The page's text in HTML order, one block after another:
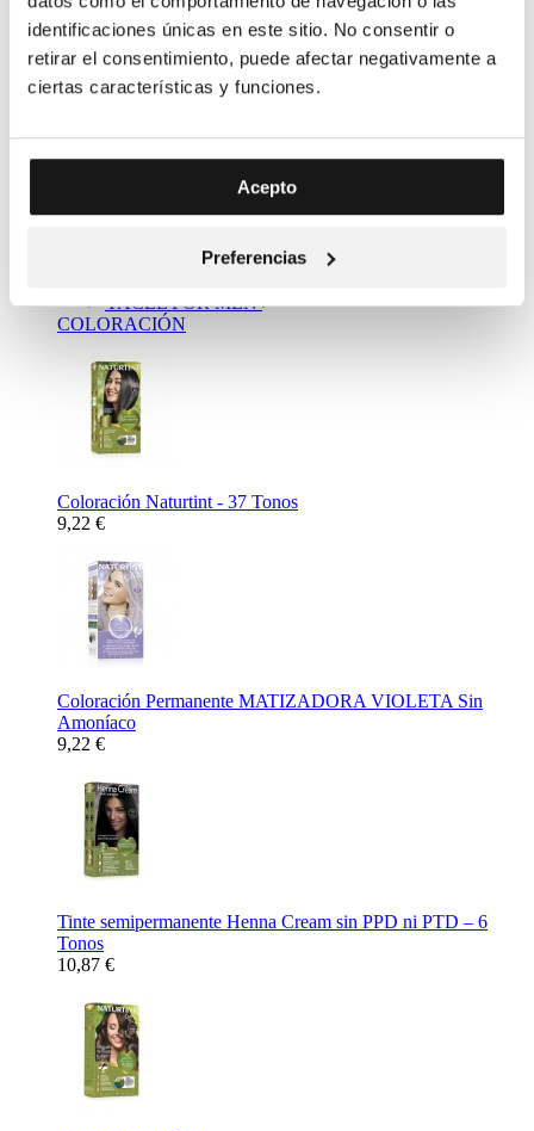
identificaciones únicas en este sitio. No consentir o
retirar el consentimiento, puede afectar negativamente a
ciertas características y funciones.
Acepto
Preferencias
11,20 €
NATURTINT
YACEL FOR MEN
COLORACIÓN
Coloración Naturtint - 37 Tonos
9,22 €
Coloración Permanente MATIZADORA VIOLETA Sin
Amoníaco
9,22 €
Tinte semipermanente Henna Cream sin PPD ni PTD – 6
Tonos
10,87 €